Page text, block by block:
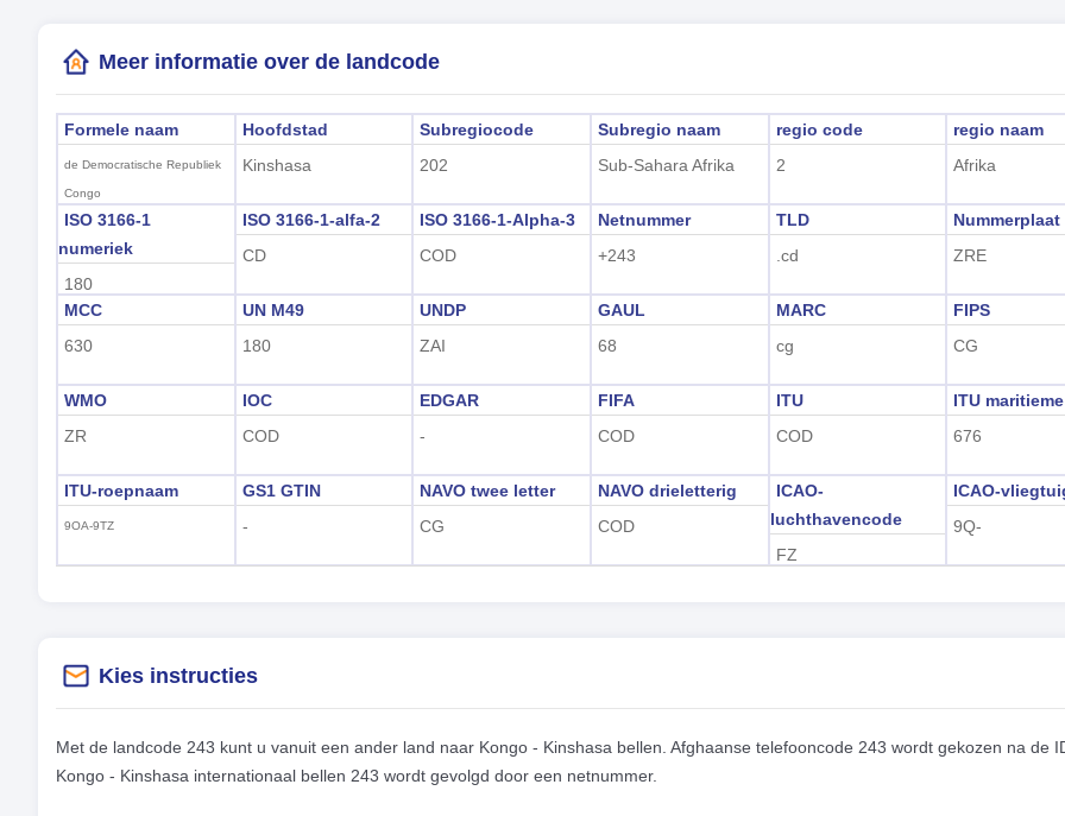
Meer informatie over de landcode
Formele naam
de Democratische Republiek
Congo
Hoofdstad
Kinshasa
Subregiocode
202
Subregio naam
Sub-Sahara Afrika
regio code
2
regio naam
Afrika
ISO 3166-1
numeriek
180
ISO 3166-1-alfa-2
CD
ISO 3166-1-Alpha-3
COD
Netnummer
+243
TLD
.cd
ZRE
MCC
630
UN M49
180
UNDP
ZAI
GAUL
68
MARC
cg
FIPS
CG
WMO
ZR
IOC
COD
EDGAR
-
FIFA
COD
ITU
COD
ITU
676
ITU-roepnaam
9OA-9TZ
GS1 GTIN
-
NAVO twee letter
CG
NAVO drieletterig
COD
ICAO-
luchthavencode
FZ
ICAO-
9Q-
Kies instructies
Met de landcode 243 kunt u vanuit een ander land naar Kongo - Kinshasa bellen. Afghaanse telefooncode 243 wordt gekozen na de
Kongo - Kinshasa internationaal bellen 243 wordt gevolgd door een netnummer.